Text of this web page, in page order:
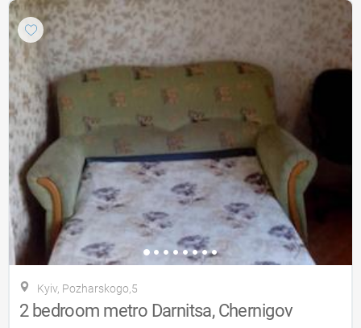
Kyiv, Pozharskogo,5
2 bedroom metro Darnitsa, Chernigov